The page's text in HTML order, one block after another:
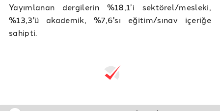
Yayımlanan dergilerin %18,1’i sektörel/mesleki,
%13,3'ü akademik, %7,6'sı eğitim/sınav içeriğe
sahipti.